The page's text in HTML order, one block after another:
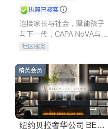
执照已核实
连接家长与社会，赋能孩子
与下一代，CAPA NoVA与您
携手建设包容、公平、充满
社区服务
精英会员
纽约贝拉奢华公司 BELL